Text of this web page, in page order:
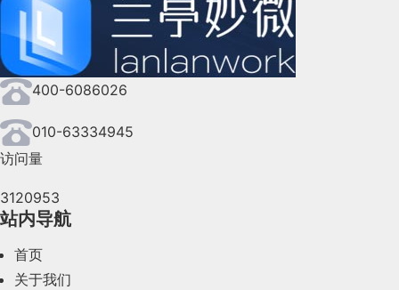
Rough 长草区 球道的边缘区，草更长一些，所
以不容易打球。
台、球道和果岭组成。洞也指事实上高尔夫选手想把
球打进的洞，通常里面插一只旗来指示。
Pin 洞 是事实上洞的另一种说法，有一只旗来
2024年9月(144)
2024年8月(164)
2024年7月(107)
2024年6月(63)
2024年4月(44)
2024年2月(58)
400-6086026
010-63334945
访问量
3120953
站内导航
首页
关于我们